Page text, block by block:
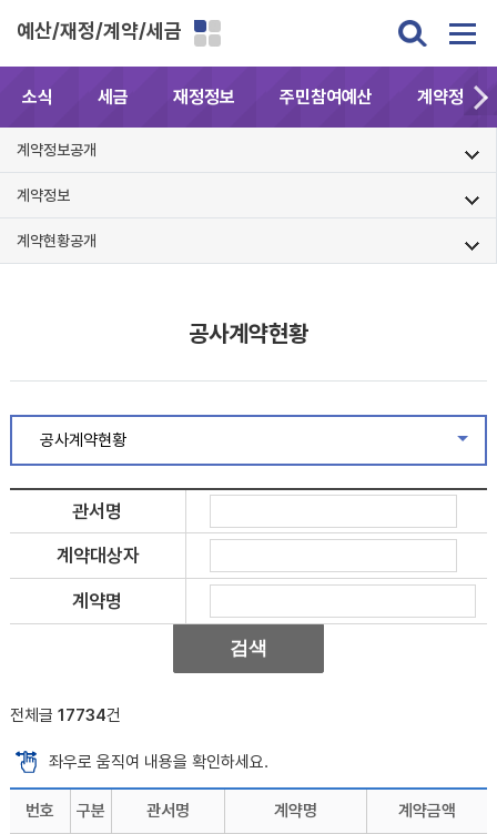
예산/재정/계약/세금
소식 세금 재정정보 주민참여예산 계약정보
계약정보공개
계약정보
계약현황공개
공사계약현황
공사계약현황
관서명
계약대상자
계약명
전체글 17734건
좌우로 움직여 내용을 확인하세요.
번호 구분 관서명 계약명 계약금액